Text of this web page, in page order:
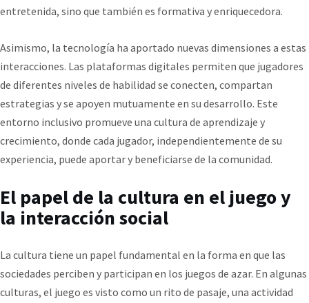
entretenida, sino que también es formativa y enriquecedora.
Asimismo, la tecnología ha aportado nuevas dimensiones a estas
interacciones. Las plataformas digitales permiten que jugadores
de diferentes niveles de habilidad se conecten, compartan
estrategias y se apoyen mutuamente en su desarrollo. Este
entorno inclusivo promueve una cultura de aprendizaje y
crecimiento, donde cada jugador, independientemente de su
experiencia, puede aportar y beneficiarse de la comunidad.
El papel de la cultura en el juego y
la interacción social
La cultura tiene un papel fundamental en la forma en que las
sociedades perciben y participan en los juegos de azar. En algunas
culturas, el juego es visto como un rito de pasaje, una actividad